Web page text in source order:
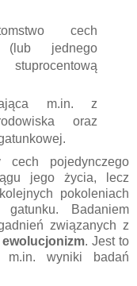
cech
(lub jednego
m.in. z
oraz
cech pojedynczego
jego życia, lecz
pokoleniach
Badaniem
związanych z
ewolucjonizm. Jest to
m.in. wyniki badań